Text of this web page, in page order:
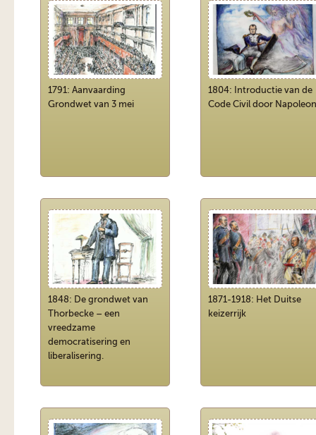
1791: Aanvaarding
Grondwet van 3 mei
1804: Introductie van de
Code Civil door Napoleon
1848: De grondwet van
Thorbecke – een
vreedzame
democratisering en
liberalisering.
1871-1918: Het Duitse
keizerrijk